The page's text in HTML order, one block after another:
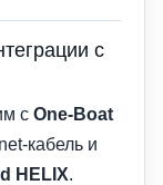
с
с One-Boat
кабель и
HELIX.